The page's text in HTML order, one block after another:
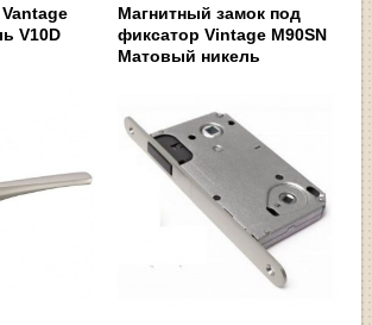
V10D
Магнитный замок под
фиксатор Vintage M90SN
Матовый никель